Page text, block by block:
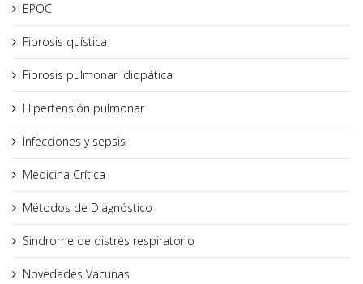
EPOC
Fibrosis quística
Fibrosis pulmonar idiopática
Hipertensión pulmonar
Infecciones y sepsis
Medicina Crítica
Métodos de Diagnóstico
Sindrome de distrés respiratorio
Novedades Vacunas